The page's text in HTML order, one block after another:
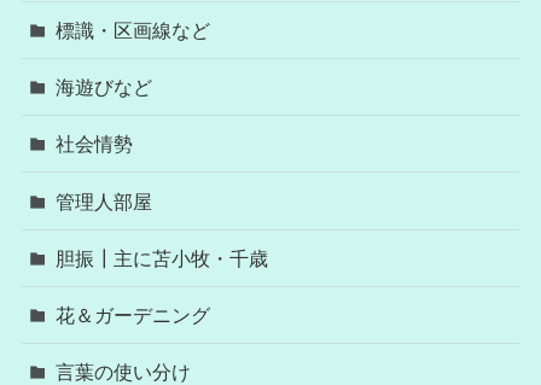
標識・区画線など
海遊びなど
社会情勢
管理人部屋
胆振┃主に苫小牧・千歳
花＆ガーデニング
言葉の使い分け